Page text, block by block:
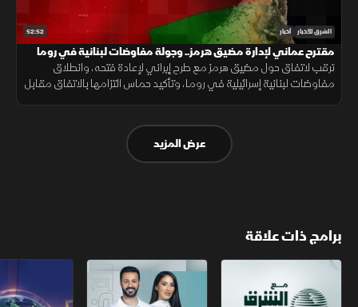
52:52 الشرق للأخبار أخبار
مقترح عماني لإدارة مضيق هرمز.. وجولة مفاوضات لبنانية في روما
ترقب لاتفاق حول مضيق هرمز مع طرح إيراني لإعادة فتحه، وانطلاق
مفاوضات لبنانية إسرائيلية في روما، وتأكيد حماس التزامها بالاتفاق مقابل
عرض المزيد
برامج ذات علاقة
مع الشرق الأوسط الخبر الآخر تقارير الشرق